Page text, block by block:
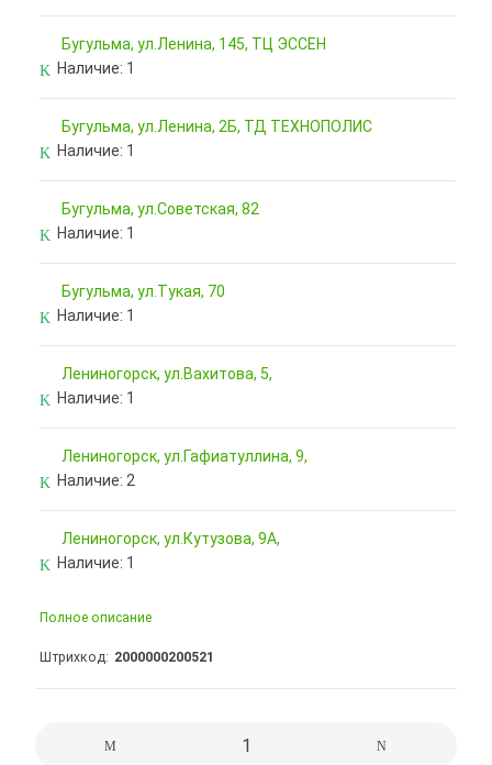
Бугульма, ул.Ленина, 145, ТЦ ЭССЕН
Наличие: 1
Бугульма, ул.Ленина, 2Б, ТД ТЕХНОПОЛИС
Наличие: 1
Бугульма, ул.Советская, 82
Наличие: 1
Бугульма, ул.Тукая, 70
Наличие: 1
Лениногорск, ул.Вахитова, 5,
Наличие: 1
Лениногорск, ул.Гафиатуллина, 9,
Наличие: 2
Лениногорск, ул.Кутузова, 9А,
Наличие: 1
Полное описание
Штрихкод 2000000200521